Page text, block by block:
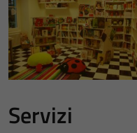
Servizi